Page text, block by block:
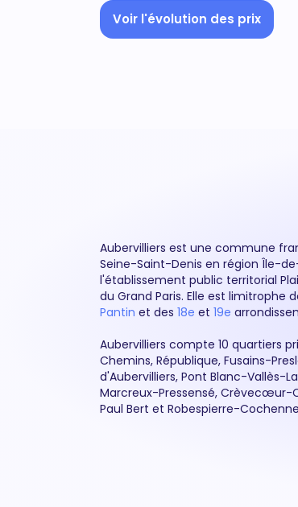
Voir l'évolution des prix
Aubervilliers est une commune
Seine-Saint-Denis en région Île-
l'établissement public territorial
du Grand Paris. Elle est limitrophe
Pantin et des 18e et 19e
Aubervilliers compte 10 quartiers
Chemins, République, Fusains-
d'Aubervilliers, Pont Blanc-Vallès-
Marcreux-Pressensé, Crèvecœur-
Paul Bert et Robespierre-